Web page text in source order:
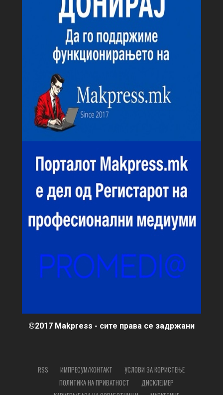
©2017 Makpress - сите права се задржани
RSS ИМПРЕСУМ/КОНТАКТ
УСЛОВИ ЗА КОРИСТЕЊЕ
ПОЛИТИКА НА ПРИВАТНОСТ
ДИСКЛЕЈМЕР